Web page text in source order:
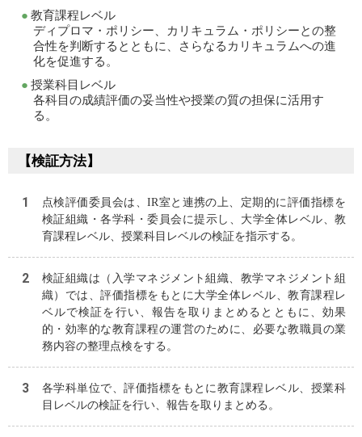
教育課程レベル
ディプロマ・ポリシー、カリキュラム・ポリシーとの整
合性を判断するとともに、さらなるカリキュラムへの進
化を促進する。
授業科目レベル
各科目の成績評価の妥当性や授業の質の担保に活用す
る。
【検証方法】
点検評価委員会は、IR室と連携の上、定期的に評価指標を
検証組織・各学科・委員会に提示し、大学全体レベル、教
育課程レベル、授業科目レベルの検証を指示する。
検証組織は（入学マネジメント組織、教学マネジメント組
織）では、評価指標をもとに大学全体レベル、教育課程レ
ベルで検証を行い、報告を取りまとめるとともに、効果
的・効率的な教育課程の運営のために、必要な教職員の業
務内容の整理点検をする。
各学科単位で、評価指標をもとに教育課程レベル、授業科
目レベルの検証を行い、報告を取りまとめる。